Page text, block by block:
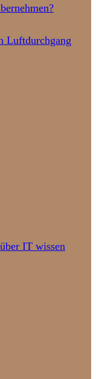
Luftdurchgang
IT wissen